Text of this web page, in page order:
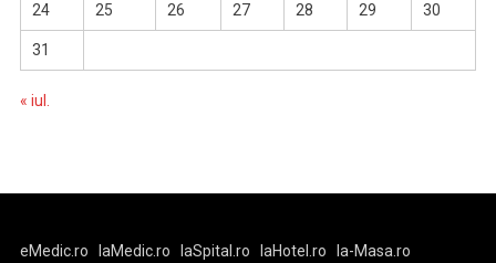
24 25 26 27 28 29 30
31
« iul.
eMedic.ro laMedic.ro laSpital.ro laHotel.ro
la-Masa.ro